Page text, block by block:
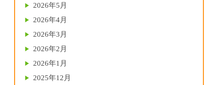
2026年5月
2026年4月
2026年3月
2026年2月
2026年1月
2025年12月